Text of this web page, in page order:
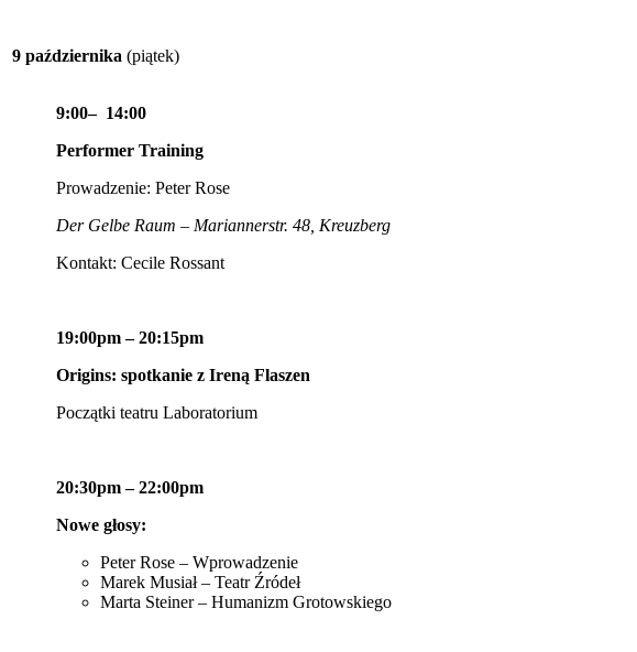
9 października (piątek)
9:00– 14:00
Performer Training
Prowadzenie: Peter Rose
Der Gelbe Raum – Mariannerstr. 48, Kreuzberg
Kontakt: Cecile Rossant
19:00pm – 20:15pm
Origins: spotkanie z Ireną Flaszen
Początki teatru Laboratorium
20:30pm – 22:00pm
Nowe głosy:
Peter Rose – Wprowadzenie
Marek Musiał – Teatr Źródeł
Marta Steiner – Humanizm Grotowskiego